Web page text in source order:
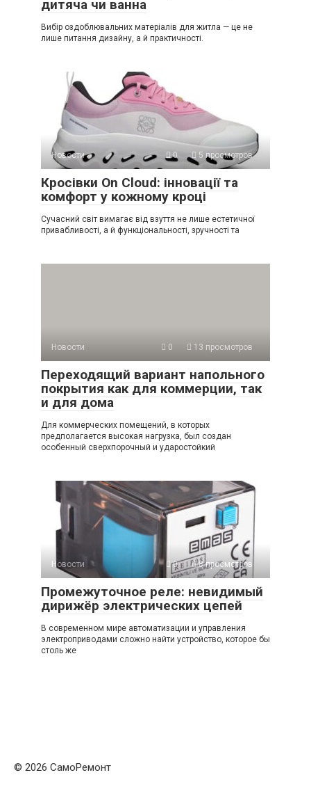
дитяча чи ванна
Вибір оздоблювальних матеріалів для житла — це не
лише питання дизайну, а й практичності.
Новости 0 5 просмотров
Кросівки On Cloud: інновації та
комфорт у кожному кроці
Сучасний світ вимагає від взуття не лише естетичної
привабливості, а й функціональності, зручності та
Новости 0 13 просмотров
Переходящий вариант напольного
покрытия как для коммерции, так
и для дома
Для коммерческих помещений, в которых
предполагается высокая нагрузка, был создан
особенный сверхпорочный и ударостойкий
Новости 0 8 просмотров
Промежуточное реле: невидимый
дирижёр электрических цепей
В современном мире автоматизации и управления
электроприводами сложно найти устройство, которое бы
столь же
© 2026 СамоРемонт